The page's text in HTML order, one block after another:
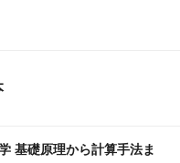
基礎原理から計算手法ま